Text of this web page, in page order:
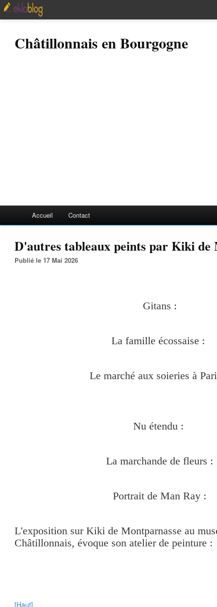
Châtillonnais en Bourgogne
Accueil Contact
D'autres tableaux peints par Kiki de
Publié le 17 Mai 2026
Gitans :
La famille écossaise :
Le marché aux soieries à
Nu étendu :
La marchande de fleurs :
Portrait de Man Ray :
L'exposition sur Kiki de Montparnasse au
Châtillonnais, évoque son atelier de peinture :
[Haut]